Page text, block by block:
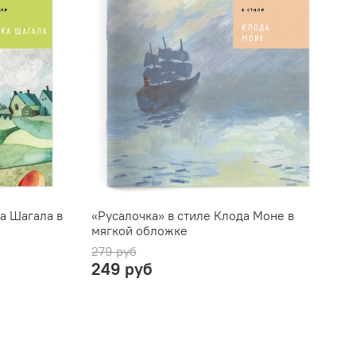
Шагала в
«Русалочка» в стиле Клода Моне в
мягкой обложке
279 руб
249 руб